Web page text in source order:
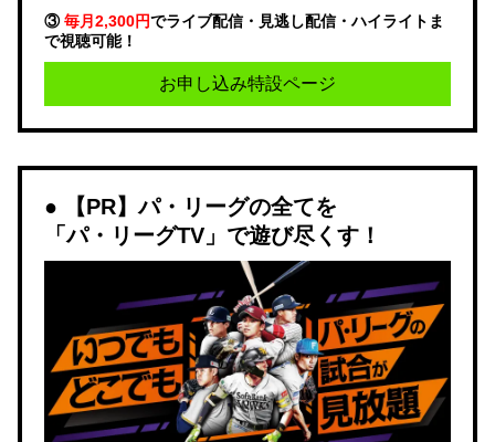
③毎月2,300円でライブ配信・見逃し配信・ハイライトま
で視聴可能！
お申し込み特設ページ
【PR】パ・リーグの全てを
「パ・リーグTV」で遊び尽くす！